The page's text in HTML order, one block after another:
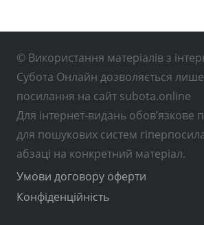
© Використання матеріалів з
Субота Онлайн дозволяється
посилання на сайт subota.online
Для інтернет-видань обов’язкове
для пошукових систем
абзаці на конкретний матеріал.
Умови договору оферти
Конфіденційність